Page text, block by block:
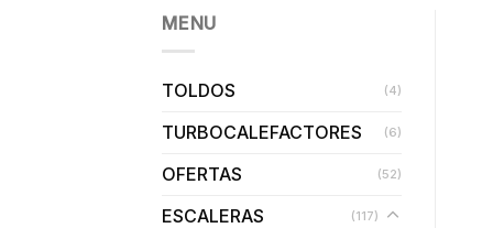
MENU
TOLDOS (4)
TURBOCALEFACTORES (6)
OFERTAS (52)
ESCALERAS (117)